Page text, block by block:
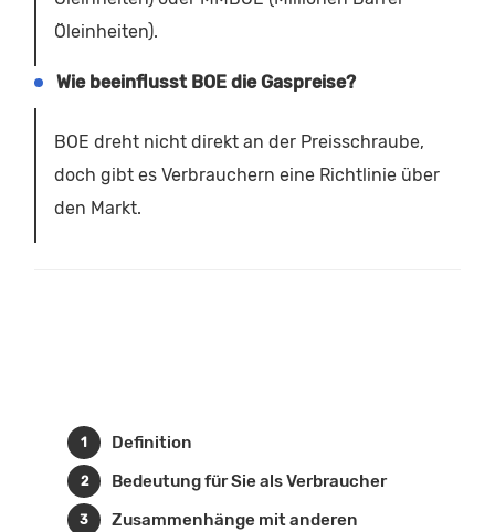
Öleinheiten).
Wie beeinflusst BOE die Gaspreise?
BOE dreht nicht direkt an der Preisschraube,
doch gibt es Verbrauchern eine Richtlinie über
den Markt.
Definition
Bedeutung für Sie als Verbraucher
Zusammenhänge mit anderen